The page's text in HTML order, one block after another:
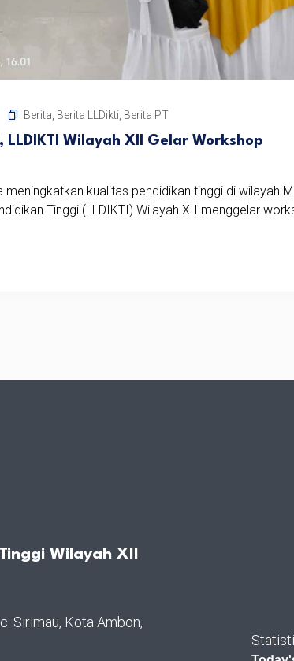
Berita, Berita LLDikti, Berita PT
Wilayah XII Gelar Workshop
kualitas pendidikan tinggi di wilayah
Tinggi (LLDIKTI) Wilayah XII menggelar
Wilayah XII
Sirimau, Kota Ambon,